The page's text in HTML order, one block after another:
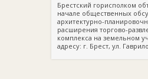
Брестский горисполком
начале общественных
архитектурно-
расширения торгово-
комплекса на земельном
адресу: г. Брест, ул.